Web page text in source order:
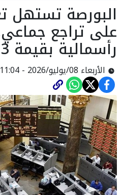
البورصة تستهل
على تراجع
رأسمالية بقيمة 13 مليار جنيه
الأربعاء 08/يوليو/2026 - 11:04 ص